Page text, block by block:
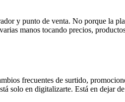
y punto de venta. No porque la
manos tocando precios,
frecuentes de surtido,
solo en digitalizarte. Está en dejar